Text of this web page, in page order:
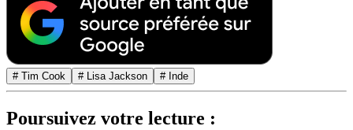
# Tim Cook # Lisa Jackson # Inde
Poursuivez votre lecture :